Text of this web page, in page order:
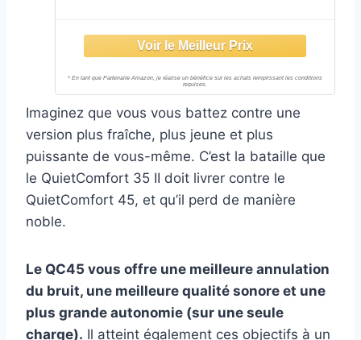
Imaginez que vous vous battez contre une
version plus fraîche, plus jeune et plus
puissante de vous-même. C’est la bataille que
le QuietComfort 35 II doit livrer contre le
QuietComfort 45, et qu’il perd de manière
noble.
Le QC45 vous offre une meilleure annulation
du bruit, une meilleure qualité sonore et une
plus grande autonomie (sur une seule
charge). Il atteint également ces objectifs à un